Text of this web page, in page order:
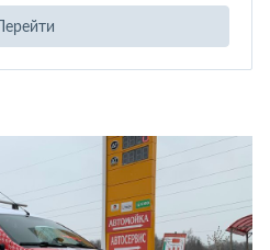
Перейти